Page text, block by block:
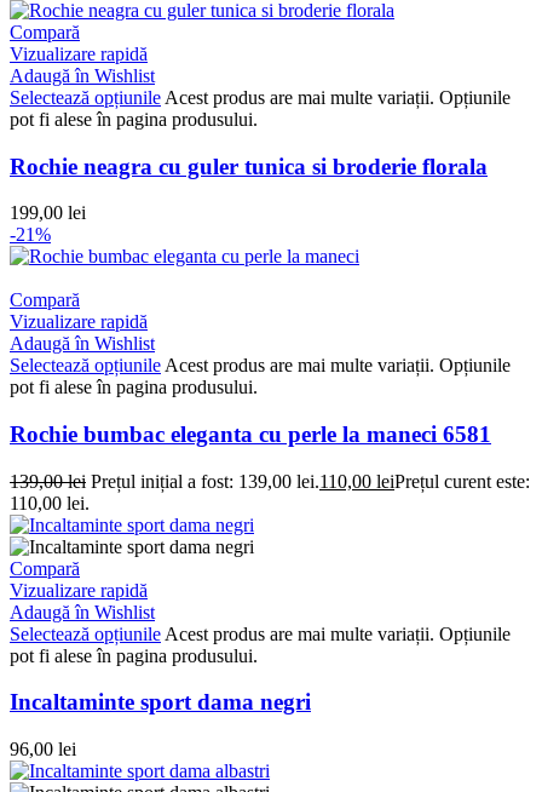
Compară
Vizualizare rapidă
Adaugă în Wishlist
Selectează opțiunile Acest produs are mai multe variații. Opțiunile
pot fi alese în pagina produsului.
Rochie neagra cu guler tunica si broderie florala
199,00 lei
-21%
Compară
Vizualizare rapidă
Adaugă în Wishlist
Selectează opțiunile Acest produs are mai multe variații. Opțiunile
pot fi alese în pagina produsului.
Rochie bumbac eleganta cu perle la maneci 6581
139,00lei Prețul inițial a fost: 139,00 lei.110,00 leiPrețul curent este:
110,00 lei.
Compară
Vizualizare rapidă
Adaugă în Wishlist
Selectează opțiunile Acest produs are mai multe variații. Opțiunile
pot fi alese în pagina produsului.
Incaltaminte sport dama negri
96,00 lei